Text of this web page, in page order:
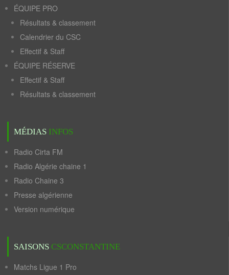
ÉQUIPE PRO
Résultats & classement
Calendrier du CSC
Effectif & Staff
ÉQUIPE RÉSERVE
Effectif & Staff
Résultats & classement
MÉDIAS INFOS
Radio Cirta FM
Radio Algérie chaine 1
Radio Chaine 3
Presse algérienne
Version numérique
SAISONS CSCONSTANTINE
Matchs Ligue 1 Pro